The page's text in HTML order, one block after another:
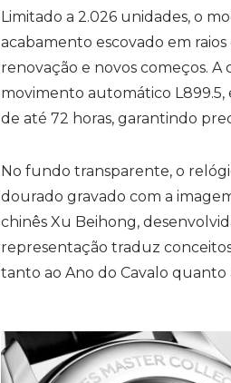
Limitado a 2.026 unidades, o
acabamento escovado em
renovação e novos começos. A
movimento automático L899.5,
de até 72 horas, garantindo
No fundo transparente, o
dourado gravado com a
chinês Xu Beihong,
representação traduz
tanto ao Ano do Cavalo quanto